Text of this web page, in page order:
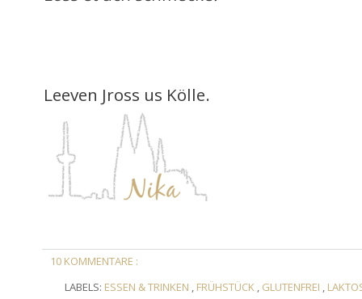
Leeven Jross us Kölle.
10 KOMMENTARE :
LABELS: ESSEN & TRINKEN , FRÜHSTÜCK , GLUTENFREI ,